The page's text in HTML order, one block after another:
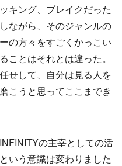
キング、ブレイクだった
ながら、そのジャンルの
の方々をすごくかっこい
ことはそれとは違った。
せして、自分は見る人を
こうと思ってここまでき
の主宰としての活
いう意識は変わりました